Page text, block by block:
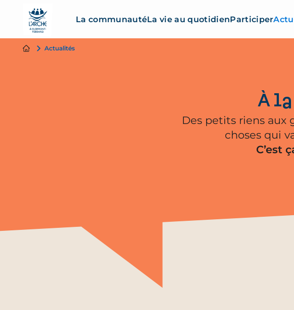
La communautéLa vie au quotidienParticiper
Actualités
À la
Des petits riens aux
choses qui
C’est